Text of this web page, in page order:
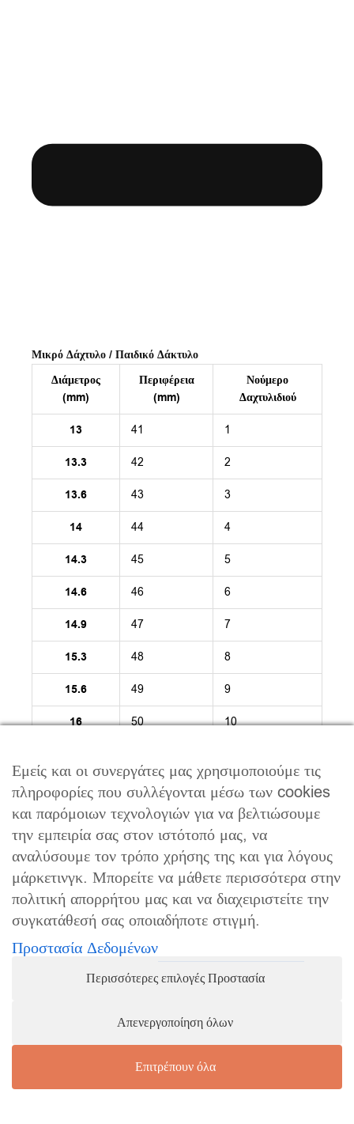
Μικρό Δάχτυλο / Παιδικό Δάκτυλο
Διάμετρος
(mm)
Περιφέρεια
(mm)
Νούμερο
Δαχτυλιδιού
13 41 1
13.3 42 2
13.6 43 3
14 44 4
14.3 45 5
14.6 46 6
14.9 47 7
15.3 48 8
15.6 49 9
16 50 10
Εμείς και οι συνεργάτες μας χρησιμοποιούμε τις
πληροφορίες που συλλέγονται μέσω των cookies
και παρόμοιων τεχνολογιών για να βελτιώσουμε
την εμπειρία σας στον ιστότοπό μας, να
αναλύσουμε τον τρόπο χρήσης της και για λόγους
μάρκετινγκ. Μπορείτε να μάθετε περισσότερα στην
πολιτική απορρήτου μας και να διαχειριστείτε την
συγκατάθεσή σας οποιαδήποτε στιγμή.
Προστασία Δεδομένων
Περισσότερες επιλογές Προστασία
Απενεργοποίηση όλων
Επιτρέπουν όλα